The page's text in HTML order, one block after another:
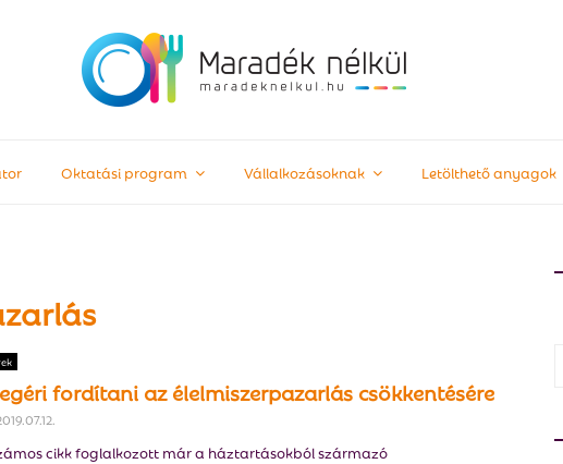
Oktatási program Vállalkozásoknak Letölthető anyagok
fordítani az élelmiszerpazarlás csökkentésére
cikk foglalkozott már a háztartásokból származó
c